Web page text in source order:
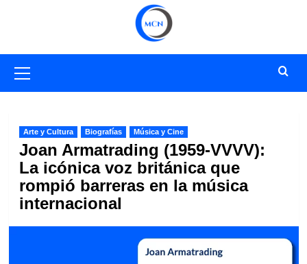
primario
Arte y Cultura Biografías Música y Cine
Joan Armatrading (1959-VVVV):
La icónica voz británica que
rompió barreras en la música
internacional